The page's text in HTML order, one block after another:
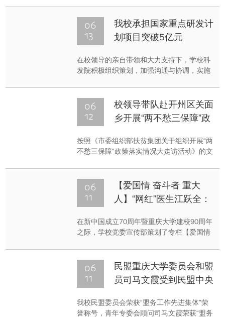
学校的祝福，用歌声丰富学校师生的文化生
活。
06
13
我校承担国家重点研发计
划项目突破5亿元
在校领导的亲自带领和大力支持下，学校科
发院积极组织策划，加强沟通与协调，实施
计，我校已牵头承担国家重点研发计划项目
14项，获中央财政资助经费3.39亿元，位居
全国高校第21位。此外，我校最近还牵头承
06
12
校领导带队赴开州区关面
乡开展“两不愁三保障”政
按照《市委组织部扶贫集团关于组织开展“两
不愁三保障”政策落实情况大走访活动》的文
障”政策落实情况大走访活动，关面乡书记郑
斌，乡长马林东等陪同调研。
06
11
【爱国情 奋斗者 重大
人】“网红”医生江跃全：
创手术方式以他名字命名
在新中国成立70周年暨重庆大学建校90周年
之际，学校党委宣传部策划了专栏【爱国情
重大人艰苦奋斗，以实际行动报效祖国的精
神风貌，塑造默默奉献、爱国奋斗的重大人
群像。本期推出的是来自附属肿瘤医院胸部
06
11
民盟重庆大学委员会和盟
员司马文霞受到民盟中央
我校民盟委员会荣获“盟务工作先进集体”荣
誉称号，青年专委会顾问司马文霞荣获“盟务